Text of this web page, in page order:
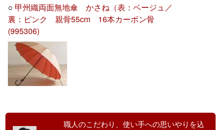
○ 甲州織両面無地傘 かさね（表：ベージュ／
裏：ピンク 親骨55cm 16本カーボン骨
(995306)
職人のこだわり、使い手への思いやりを込